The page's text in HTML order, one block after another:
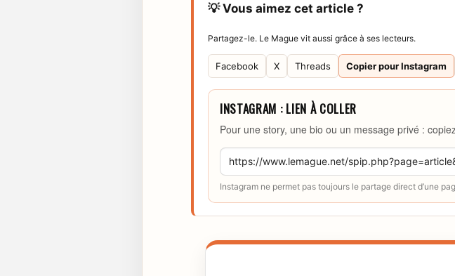
💡 Vous aimez cet article ?
Partagez-le. Le Mague vit aussi grâce à ses lecteurs.
Facebook X Threads Copier pour Instagram
INSTAGRAM : LIEN À COLLER
Pour une story, une bio ou un message privé :
Instagram ne permet pas toujours le partage direct d’une